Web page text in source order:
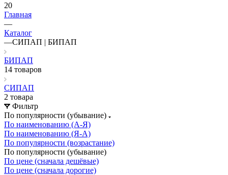
20
Главная
—
Каталог
—СИПАП | БИПАП
БИПАП
14 товаров
СИПАП
2 товара
Фильтр
По популярности (убывание)
По наименованию (А-Я)
По наименованию (Я-А)
По популярности (возрастание)
По популярности (убывание)
По цене (сначала дешёвые)
По цене (сначала дорогие)